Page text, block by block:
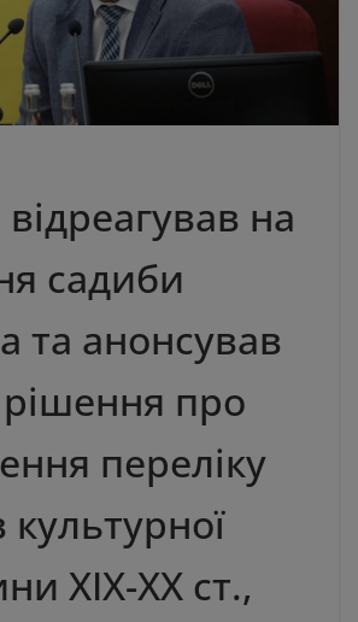
на
садиби
та анонсував
про
переліку
культурної
ХІХ-ХХ ст.,